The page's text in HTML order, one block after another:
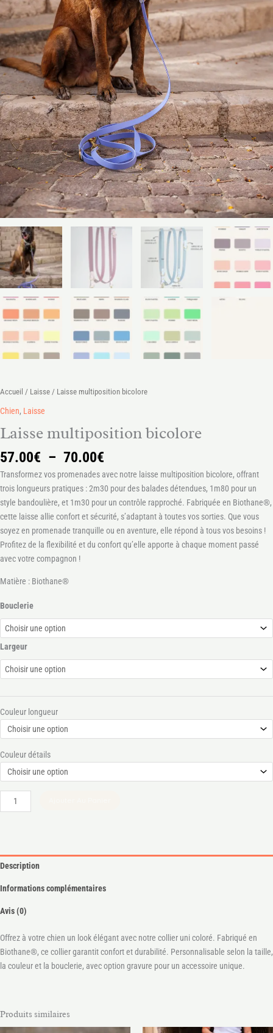
Accueil / Laisse / Laisse multiposition bicolore
Chien, Laisse
Laisse multiposition bicolore
57.00€ – 70.00€
Transformez vos promenades avec notre laisse multiposition bicolore, offrant
trois longueurs pratiques : 2m30 pour des balades détendues, 1m80 pour un
style bandoulière, et 1m30 pour un contrôle rapproché. Fabriquée en Biothane®,
cette laisse allie confort et sécurité, s’adaptant à toutes vos sorties. Que vous
soyez en promenade tranquille ou en aventure, elle répond à tous vos besoins !
Profitez de la flexibilité et du confort qu’elle apporte à chaque moment passé
avec votre compagnon !
Matière : Biothane®
Bouclerie
Largeur
Couleur longueur
Couleur détails
Description
Informations complémentaires
Avis (0)
Offrez à votre chien un look élégant avec notre collier uni coloré. Fabriqué en
Biothane®, ce collier garantit confort et durabilité. Personnalisable selon la taille,
la couleur et la bouclerie, avec option gravure pour un accessoire unique.
Produits similaires
Plage